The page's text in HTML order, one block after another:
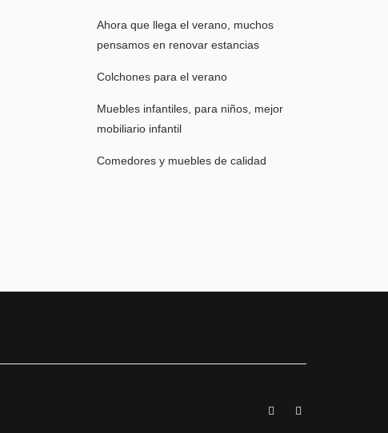
Ahora que llega el verano, muchos
pensamos en renovar estancias
Colchones para el verano
Muebles infantiles, para niños, mejor
mobiliario infantil
Comedores y muebles de calidad